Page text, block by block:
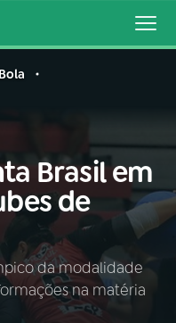
Brasil em
de
da modalidade
na matéria